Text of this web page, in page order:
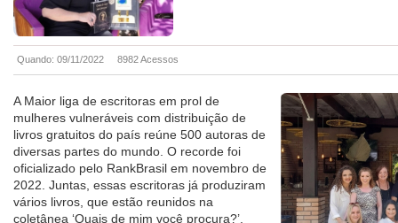
Quando: 09/11/2022 8982 Acessos
A Maior liga de escritoras em prol de
mulheres vulneráveis com distribuição de
livros gratuitos do país reúne 500 autoras de
diversas partes do mundo. O recorde foi
oficializado pelo RankBrasil em novembro de
2022. Juntas, essas escritoras já produziram
vários livros, que estão reunidos na
coletânea ‘Quais de mim você procura?’.